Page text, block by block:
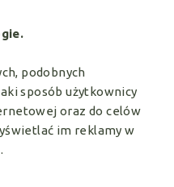
podobnych
sposób użytkownicy
oraz do celów
im reklamy w